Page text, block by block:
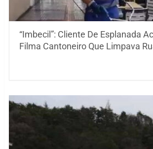
“Imbecil”: Cliente De Esplanada
Filma Cantoneiro Que Limpava